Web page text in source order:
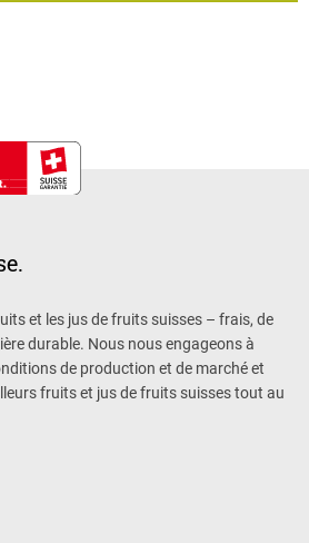
et les jus de fruits suisses – frais, de
durable. Nous nous engageons à
de production et de marché et
fruits et jus de fruits suisses tout au